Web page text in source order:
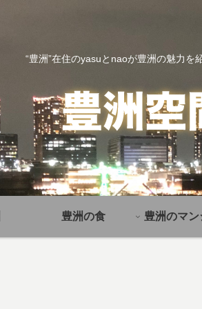
“豊洲”在住のyasuとnaoが豊洲の魅力を
豊洲の食 豊洲のマ